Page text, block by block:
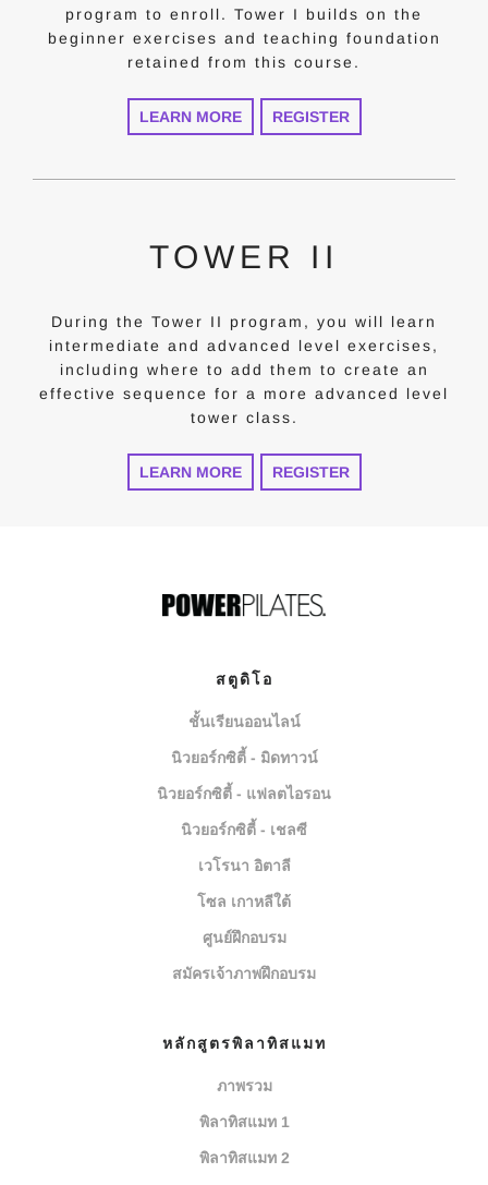
program to enroll. Tower I builds on the
beginner exercises and teaching foundation
retained from this course.
LEARN MORE REGISTER
TOWER II
During the Tower II program, you will learn
intermediate and advanced level exercises,
including where to add them to create an
effective sequence for a more advanced level
tower class.
LEARN MORE REGISTER
สตูดิโอ
ชั้นเรียนออนไลน์
นิวยอร์กซิตี้ - มิดทาวน์
นิวยอร์กซิตี้ - แฟลตไอรอน
นิวยอร์กซิตี้ - เชลซี
เวโรนา อิตาลี
โซล เกาหลีใต้
ศูนย์ฝึกอบรม
สมัครเจ้าภาพฝึกอบรม
หลักสูตรพิลาทิสแมท
ภาพรวม
พิลาทิสแมท 1
พิลาทิสแมท 2